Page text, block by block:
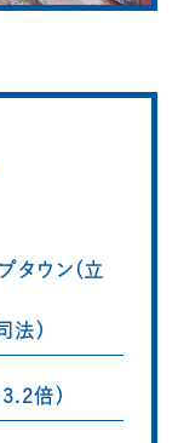
タウン(立
法)
倍)